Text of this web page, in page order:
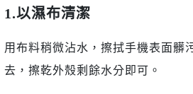
1.以濕布清潔
用布料稍微沾水，擦拭手機表面髒
去，擦乾外殼剩餘水分即可。